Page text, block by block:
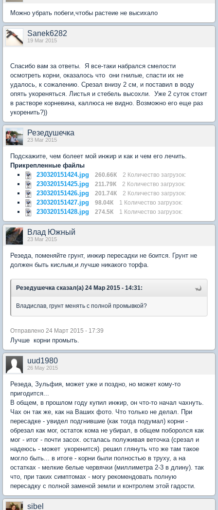
Можно убрать побеги,чтобы растеие не высихало
Sanek6282
19 Mar 2015
Спасибо вам за ответы. Я все-таки набрался смелости
осмотреть корни, оказалось что они гнилые, спасти их не
удалось, к сожалению. Срезал внизу 2 см, и поставил в воду
опять укореняться. Листья и стебель высохли. Уже 2 суток стоит
в растворе корневина, каллюса не видно. Возможно его еще раз
укоренить?))
Резедушечка
23 Mar 2015
Подскажите, чем болеет мой инжир и как и чем его лечить.
Прикрепленные файлы
230320151424.jpg
260.66К 2 Количество загрузок:
230320151425.jpg 211.79К 2 Количество загрузок:
230320151426.jpg 201.74К 2 Количество загрузок:
230320151427.jpg 98.04К 1 Количество загрузок:
230320151428.jpg 274.5К 1 Количество загрузок:
Влад Южный
23 Mar 2015
Резеда, поменяйте грунт, инжир пересадки не боится. Грунт не
должен быть кислым,и лучше никакого торфа.
Резедушечка сказал(а) 24 Мар 2015 - 14:31:
Владислав, грунт менять с полной промывкой?
Отправлено 24 Март 2015 - 17:39
Лучше корни промыть.
uud1980
26 May 2015
Резеда, Зульфия, может уже и поздно, но может кому-то
пригодится...
В общем, в прошлом году купил инжир, он что-то начал чахнуть.
Чах он так же, как на Ваших фото. Что только не делал. При
пересадке - увидел подгнившие (как тогда подумал) корни -
обрезал как мог, остаток кома не убирал, в общем поборолся как
мог - итог - почти засох. осталась полуживая веточка (срезал и
надеюсь - может укоренится). решил глянуть что же там такое
могло быть... в итоге - корни были полностью в труху, а на
остатках - мелкие белые червячки (миллиметра 2-3 в длину). так
что, при таких симптомах - могу рекомендовать полную
пересадку с полной заменой земли и контролем этой гадости.
sibel